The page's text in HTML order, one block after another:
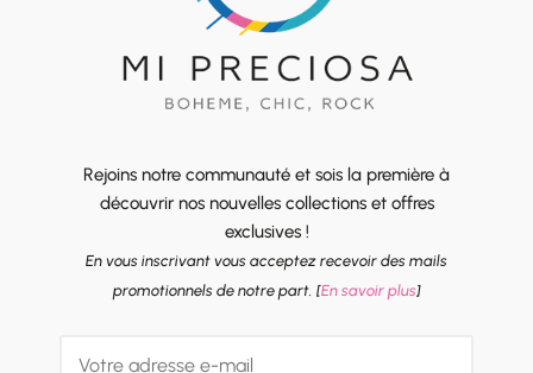
Rejoins notre communauté et sois la première à
découvrir nos nouvelles collections et offres
exclusives !
En vous inscrivant vous acceptez recevoir des mails
promotionnels de notre part. [En savoir plus]